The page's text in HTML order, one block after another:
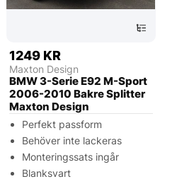
1249 KR
Maxton Design
BMW 3-Serie E92 M-Sport
2006-2010 Bakre Splitter
Maxton Design
Perfekt passform
Behöver inte lackeras
Monteringssats ingår
Blanksvart